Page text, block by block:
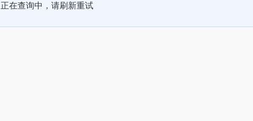
正在查询中，请刷新重试